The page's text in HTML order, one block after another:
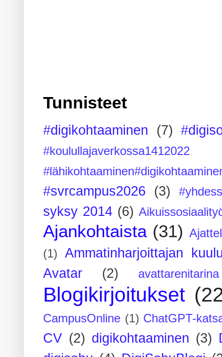
Tunnisteet
#digikohtaaminen (7)
#koulullajaverkossa1412022
#svrcampus2026 (3)
syksy 2014 (6)
Ajankohtaista (31)
(1)
Ammatinharjoittajan
Avatar
(2) avattarenitarina
Blogikirjoitukset
CampusOnline (1) ChatGPT-
CV (2) digikohtaaminen (3)